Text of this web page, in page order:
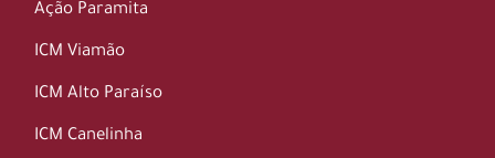
Ação Paramita
ICM Viamão
ICM Alto Paraíso
ICM Canelinha